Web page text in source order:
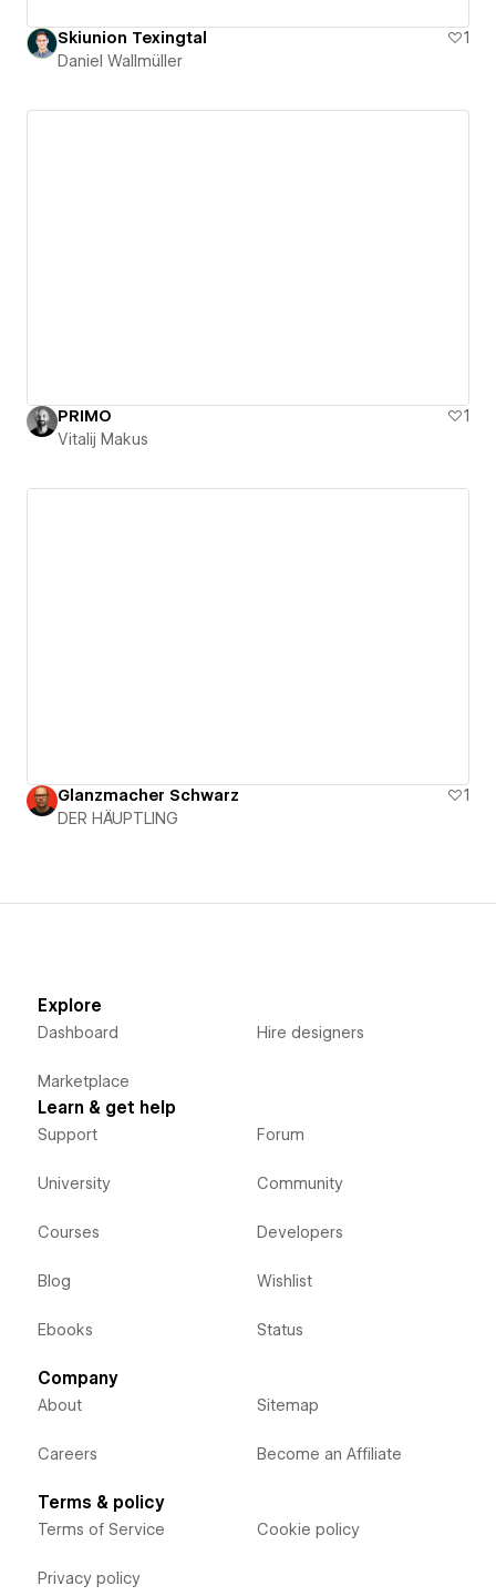
Skiunion Texingtal
1
Daniel Wallmüller
PRIMO
1
Vitalij Makus
Glanzmacher Schwarz
1
DER HÄUPTLING
Explore
Dashboard
Marketplace
Hire designers
Learn & get help
Support
University
Courses
Blog
Ebooks
Forum
Community
Developers
Wishlist
Status
Company
About
Careers
Sitemap
Become an Affiliate
Terms & policy
Terms of Service
Privacy policy
Cookie policy